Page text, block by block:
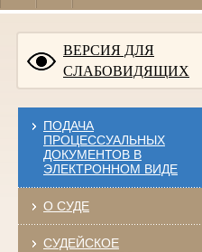
ВЕРСИЯ ДЛЯ
СЛАБОВИДЯЩИХ
ПОДАЧА
ПРОЦЕССУАЛЬНЫХ
ДОКУМЕНТОВ В
ЭЛЕКТРОННОМ ВИДЕ
О СУДЕ
СУДЕЙСКОЕ